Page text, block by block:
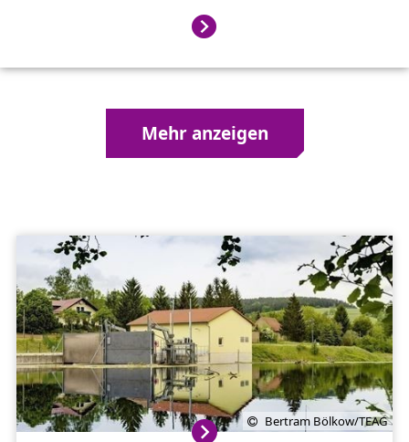
Mehr anzeigen
Bertram Bölkow/TEAG